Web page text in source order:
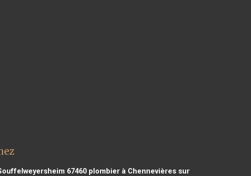
67460 plombier à Chennevières sur